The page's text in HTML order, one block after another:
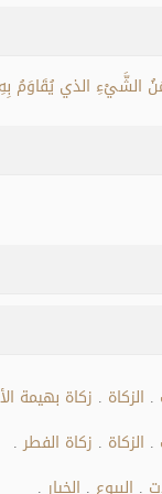
الشَّيْءِ الذي يُقَاوَمُ
الزكاة زكاة بهيمة
الزكاة زكاة الفطر